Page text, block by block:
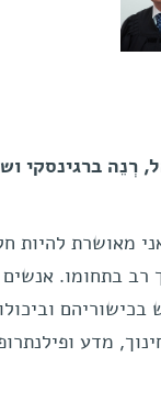
רְנֵה ברגינסקי
מאושרת להיות
בתחומו.
מדע